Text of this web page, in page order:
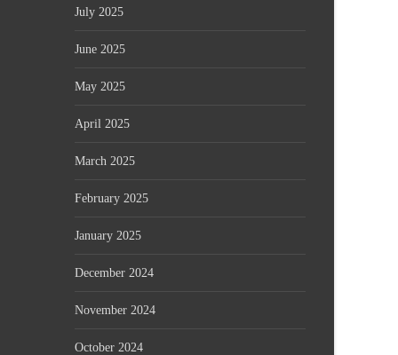
July 2025
June 2025
May 2025
April 2025
March 2025
February 2025
January 2025
December 2024
November 2024
October 2024